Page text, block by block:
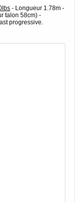
- Longueur 1.78m -
talon 58cm) -
progressive.